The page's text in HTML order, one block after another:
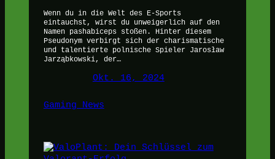
Wenn du in die Welt des E-Sports
eintauchst, wirst du unweigerlich auf den
Namen pashabiceps stoßen. Hinter diesem
Pseudonym verbirgt sich der charismatische
und talentierte polnische Spieler Jarosław
Jarząbkowski, der…
Okt. 16, 2024
Gaming News